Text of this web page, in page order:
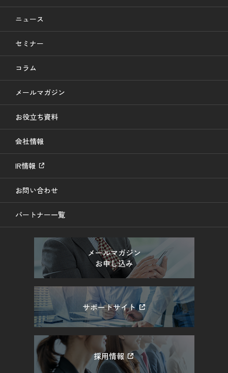
ニュース
セミナー
コラム
メールマガジン
お役立ち資料
会社情報
IR情報
お問い合わせ
パートナー一覧
メールマガジン
お申し込み
サポートサイト
採用情報